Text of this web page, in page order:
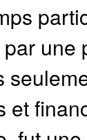
une
et